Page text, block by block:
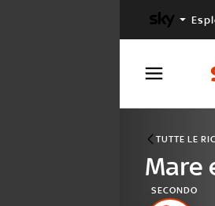
TUTTE LE
Mare
SECONDO